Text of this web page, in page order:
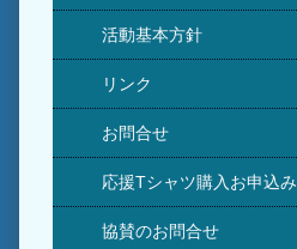
活動基本方針
リンク
お問合せ
応援Tシャツ購入お申込み
協賛のお問合せ